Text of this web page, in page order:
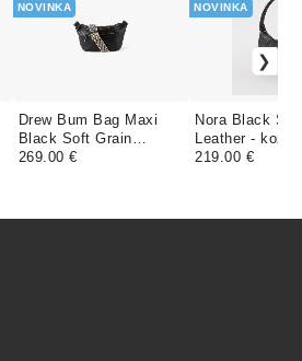
Drew Bum Bag Maxi
Black Soft Grain
Leather - veľká kožená
NOVINKA
269.00 €
Nora Black
Leather -
kabelka
NOVINKA
219.00 €